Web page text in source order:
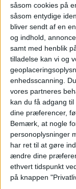
såsom cookies på
såsom entydige
bliver sendt af en
og indhold,
samt med henblik
tilladelse kan vi og
enhedsscanning.
vores partneres
kan du få adgang
dine præferencer,
Bemærk, at nogle
personoplysninger
har ret til at gøre
ændre dine
ethvert tidspunkt
på knappen
betalt for.
hotel og
havde booket
ANNONCE
Hvis strejken
Pellvik på, at
restauranter
– Mange
selvstændige,